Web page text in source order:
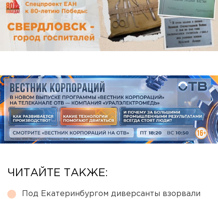
ЧИТАЙТЕ ТАКЖЕ:
Под Екатеринбургом диверсанты взорвали